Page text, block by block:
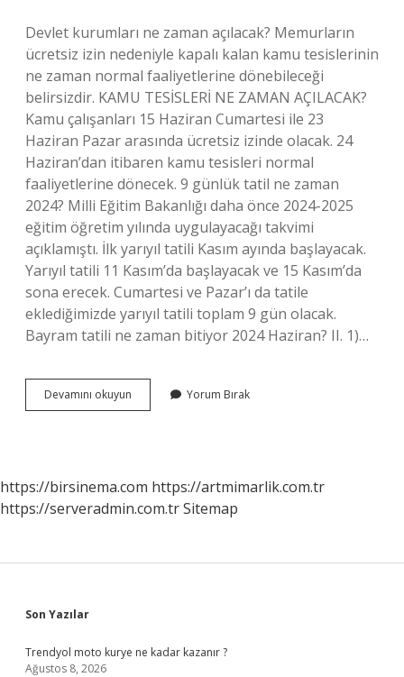
Devlet kurumları ne zaman açılacak? Memurların
ücretsiz izin nedeniyle kapalı kalan kamu tesislerinin
ne zaman normal faaliyetlerine dönebileceği
belirsizdir. KAMU TESİSLERİ NE ZAMAN AÇILACAK?
Kamu çalışanları 15 Haziran Cumartesi ile 23
Haziran Pazar arasında ücretsiz izinde olacak. 24
Haziran’dan itibaren kamu tesisleri normal
faaliyetlerine dönecek. 9 günlük tatil ne zaman
2024? Milli Eğitim Bakanlığı daha önce 2024-2025
eğitim öğretim yılında uygulayacağı takvimi
açıklamıştı. İlk yarıyıl tatili Kasım ayında başlayacak.
Yarıyıl tatili 11 Kasım’da başlayacak ve 15 Kasım’da
sona erecek. Cumartesi ve Pazar’ı da tatile
eklediğimizde yarıyıl tatili toplam 9 gün olacak.
Bayram tatili ne zaman bitiyor 2024 Haziran? II. 1)…
Devamını okuyun
Günlük
Bitiyor
Yorum Bırak
https://birsinema.com https://artmimarlik.com.tr
https://serveradmin.com.trSitemap
Sidebar
Son Yazılar
Trendyol moto kurye ne kadar kazanır ?
Ağustos 8, 2026